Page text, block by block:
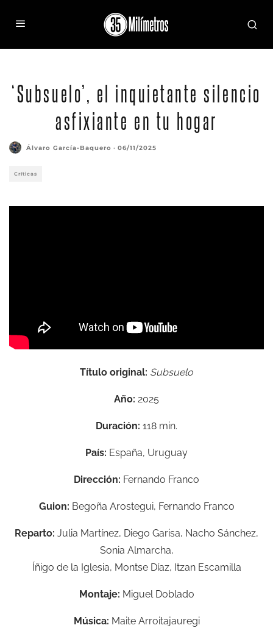
‘Subsuelo’, el inquietante silencio
asfixiante en tu hogar
Álvaro García-Baquero · 06/11/2025
Críticas
Título original: Subsuelo
Año: 2025
Duración: 118 min.
País: España, Uruguay
Dirección: Fernando Franco
Guion: Begoña Arostegui, Fernando Franco
Reparto: Julia Martínez, Diego Garisa, Nacho Sánchez,
Sonia Almarcha,
Íñigo de la Iglesia, Montse Díaz, Itzan Escamilla
Montaje: Miguel Doblado
Música: Maite Arroitajauregi